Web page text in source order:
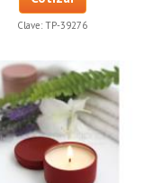
Clave: TP-39276